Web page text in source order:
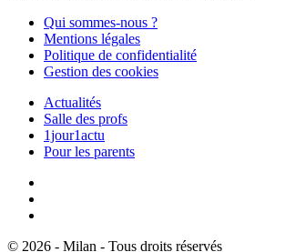
Qui sommes-nous ?
Mentions légales
Politique de confidentialité
Gestion des cookies
Actualités
Salle des profs
1jour1actu
Pour les parents
© 2026 - Milan - Tous droits réservés